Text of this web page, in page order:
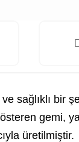
sağlıklı bir
gemi,
üretilmiştir.